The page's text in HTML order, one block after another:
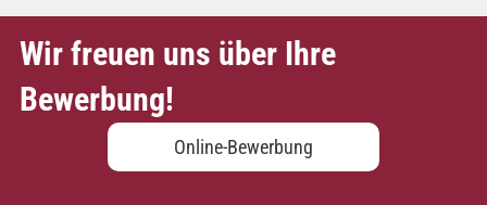
Wir freuen uns über Ihre
Bewerbung!
Online-Bewerbung